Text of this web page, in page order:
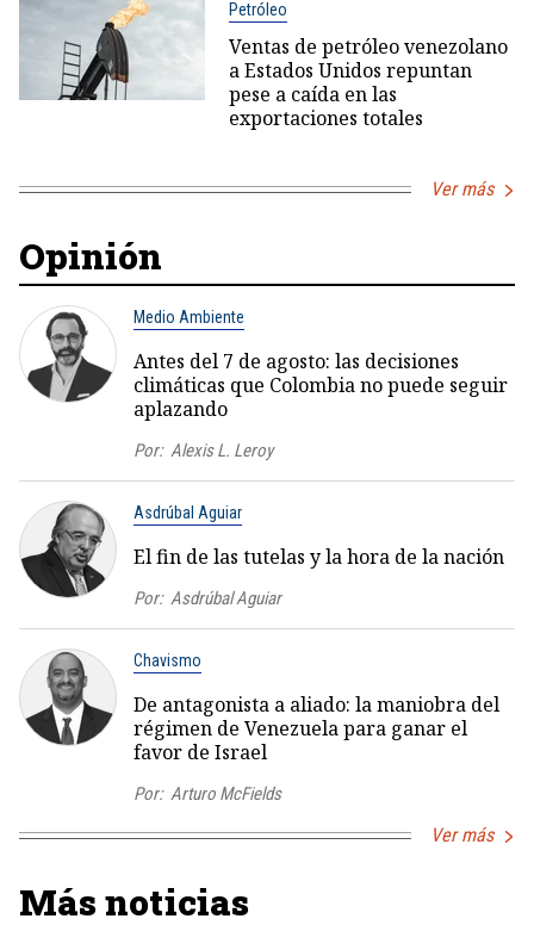
Petróleo
Ventas de petróleo venezolano
a Estados Unidos repuntan
pese a caída en las
exportaciones totales
Ver más
Opinión
Medio Ambiente
Antes del 7 de agosto: las decisiones
climáticas que Colombia no puede seguir
aplazando
Por: Alexis L. Leroy
Asdrúbal Aguiar
El fin de las tutelas y la hora de la nación
Por: Asdrúbal Aguiar
Chavismo
De antagonista a aliado: la maniobra del
régimen de Venezuela para ganar el
favor de Israel
Por: Arturo McFields
Ver más
Más noticias